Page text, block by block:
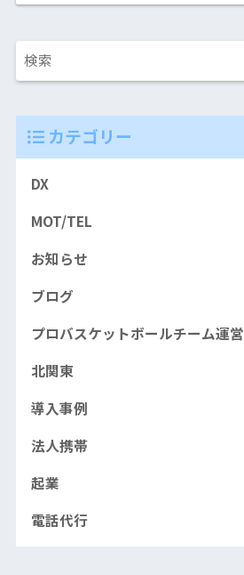
カテゴリー
DX
MOT/TEL
お知らせ
ブログ
プロバスケットボールチーム運営
北関東
導入事例
法人携帯
起業
電話代行